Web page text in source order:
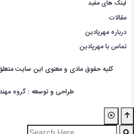
لینک های مفید
مقالات
درباره مهرپادین
تماس با مهرپادین
کليه حقوق مادی و معنوی اين سايت
طراحی و توسعه : گروه